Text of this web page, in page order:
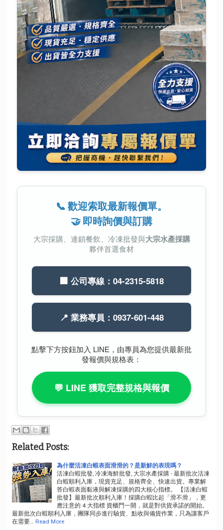
📞 歡迎索取最新報價單。
🤝 即時詢價與訂購
大宗採購、連鎖餐飲、冷凍批發與大宗水產採購
夥伴首選食材
🏢 公司專線：04-2315-5818
📍 業務專員：0937-601-448
點擊下方按鈕加入 LINE，由專員為您提供最新批
發報價與規格表：
💬 LINE 獲取完整規格與報價
Related Posts:
為什麼活凍白蝦表面滑滑的？是新鮮的表現嗎？
活凍白蝦批發, 冷凍海鮮批發, 大宗水產採購 - 最新批次活凍
白蝦順利入庫，現貨充足、規格齊全、快速出貨。專業解
答白蝦表面黏液與解凍採購的四大核心指標。 【活凍白蝦
批發】最新批次順利入庫！採購白蝦比起「滑不滑」，更
應注意的 4 大指標 貨櫃門一開，就是對供貨承諾的開始。
最新批次白蝦順利入庫，團隊同步進行驗貨、點收與備貨作業，只為讓客戶
在需要… Read More